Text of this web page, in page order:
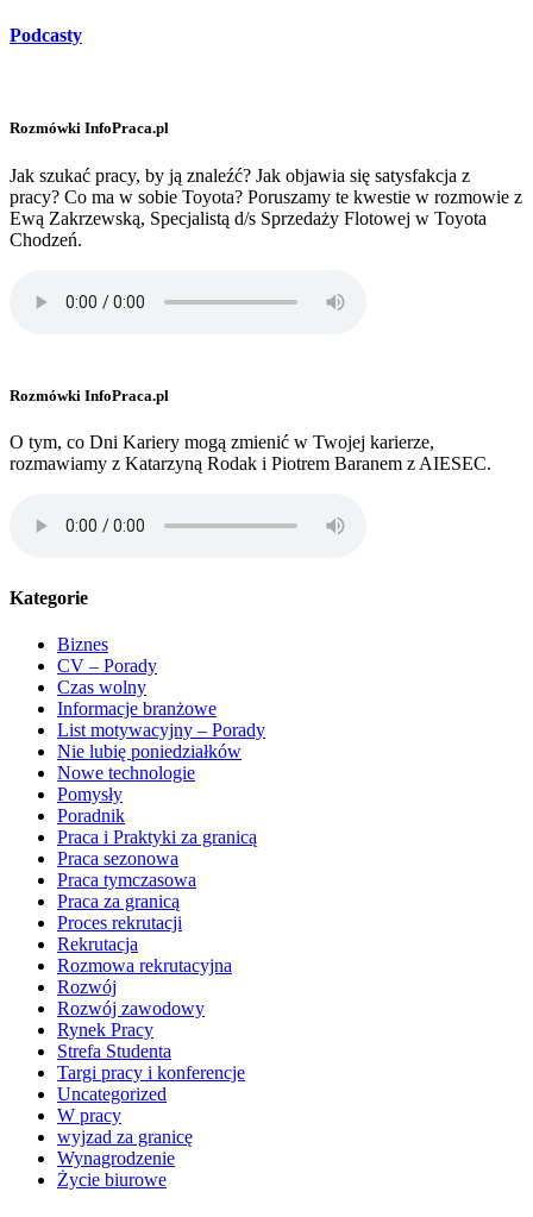
Podcasty
Rozmówki InfoPraca.pl
Jak szukać pracy, by ją znaleźć? Jak objawia się satysfakcja z
pracy? Co ma w sobie Toyota? Poruszamy te kwestie w rozmowie z
Ewą Zakrzewską, Specjalistą d/s Sprzedaży Flotowej w Toyota
Chodzeń.
Rozmówki InfoPraca.pl
O tym, co Dni Kariery mogą zmienić w Twojej karierze,
rozmawiamy z Katarzyną Rodak i Piotrem Baranem z AIESEC.
Kategorie
Biznes
CV – Porady
Czas wolny
Informacje branżowe
List motywacyjny – Porady
Nie lubię poniedziałków
Nowe technologie
Pomysły
Poradnik
Praca i Praktyki za granicą
Praca sezonowa
Praca tymczasowa
Praca za granicą
Proces rekrutacji
Rekrutacja
Rozmowa rekrutacyjna
Rozwój
Rozwój zawodowy
Rynek Pracy
Strefa Studenta
Targi pracy i konferencje
Uncategorized
W pracy
wyjzad za granicę
Wynagrodzenie
Życie biurowe